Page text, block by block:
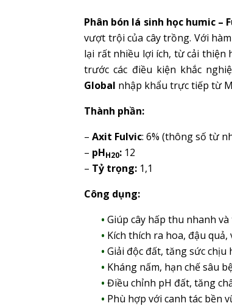
Phân bón lá sinh học humic –
vượt trội của cây trồng. Với
lại rất nhiều lợi ích, từ cải thiện
trước các điều kiện khắc
Global nhập khẩu trực tiếp từ
Thành phần:
– Axit Fulvic: 6% (thông số từ
– pHH20: 12
– Tỷ trọng: 1,1
Công dụng:
Giúp cây hấp thu nhanh
Kích thích ra hoa, đậu quả,
Giải độc đất, tăng sức chịu
Kháng nấm, hạn chế sâu
Điều chỉnh pH đất, tăng
Phù hợp với canh tác bền